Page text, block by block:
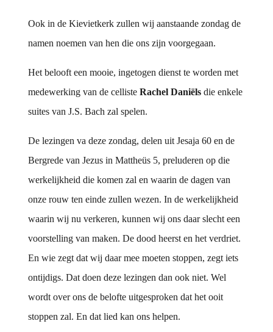
Ook in de Kievietkerk zullen wij aanstaande zondag de
namen noemen van hen die ons zijn voorgegaan.
Het belooft een mooie, ingetogen dienst te worden met
medewerking van de celliste Rachel Daniëlsdie enkele
suites van J.S. Bach zal spelen.
De lezingen va deze zondag, delen uit Jesaja 60 en de
Bergrede van Jezus in Mattheüs 5, preluderen op die
werkelijkheid die komen zal en waarin de dagen van
onze rouw ten einde zullen wezen. In de werkelijkheid
waarin wij nu verkeren, kunnen wij ons daar slecht een
voorstelling van maken. De dood heerst en het verdriet.
En wie zegt dat wij daar mee moeten stoppen, zegt iets
ontijdigs. Dat doen deze lezingen dan ook niet. Wel
wordt over ons de belofte uitgesproken dat het ooit
stoppen zal. En dat lied kan ons helpen.